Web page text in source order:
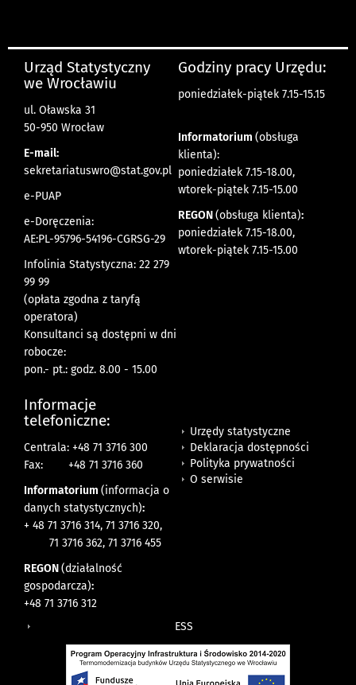
Urząd Statystyczny
we Wrocławiu
ul. Oławska 31
50-950 Wrocław
E-mail:
sekretariatuswro@stat.gov.pl
e-PUAP
e-Doręczenia:
AE:PL-95796-54196-CGRSG-29
Infolinia Statystyczna: 22 279
99 99
(opłata zgodna z taryfą
operatora)
Konsultanci są dostępni w dni
robocze:
pon.- pt.: godz. 8.00 - 15.00
Godziny pracy Urzędu:
poniedziałek-piątek 7.15-15.15
Informatorium (obsługa
klienta):
poniedziałek 7.15-18.00,
wtorek-piątek 7.15-15.00
REGON(obsługa klienta):
poniedziałek 7.15-18.00,
wtorek-piątek 7.15-15.00
Informacje
telefoniczne:
Centrala: +48 71 3716 300
Fax:
+48 71 3716 360
Informatorium (informacja o
danych statystycznych):
+ 48 71 3716 314, 71 3716 320,
71 3716 362, 71 3716 455
REGON(działalność
gospodarcza):
+48 71 3716 312
Urzędy statystyczne
Deklaracja dostępności
Polityka prywatności
O serwisie
ESS